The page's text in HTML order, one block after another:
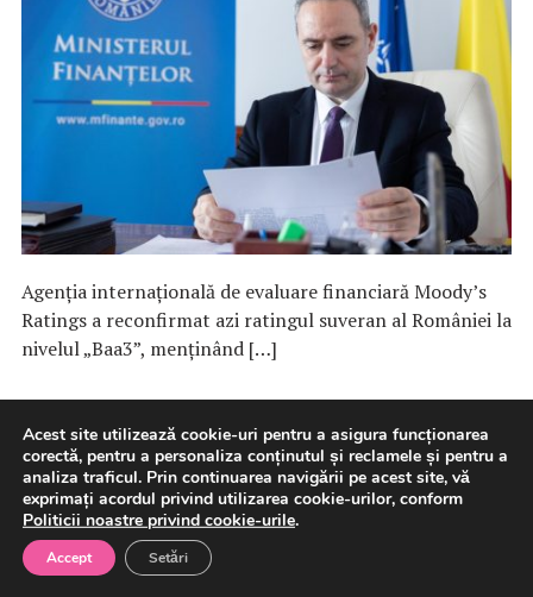
Agenția internațională de evaluare financiară Moody’s
Ratings a reconfirmat azi ratingul suveran al României la
nivelul „Baa3”, menținând […]
Experții avertizează: Utilizarea
AI pentru redactarea fișelor
Acest site utilizează cookie-uri pentru a asigura funcționarea
corectă, pentru a personaliza conținutul și reclamele și pentru a
analiza traficul. Prin continuarea navigării pe acest site, vă
exprimați acordul privind utilizarea cookie-urilor, conform
Politicii noastre privind cookie-urile.
Accept Setări